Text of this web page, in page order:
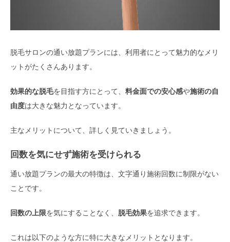
脱毛サロンの通い放題プランには、利用者にとって魅力的なメリ
ットがたくさんあります。
効果的な脱毛を目指す方にとって、 料金面での安心感や施術の自
由度は大きな魅力となっています。
主なメリットについて、詳しく見ていきましょう。
回数を気にせず施術を受けられる
通い放題プランの最大の特徴は、文字通り施術回数に制限がない
ことです。
回数の上限を気にすることなく、 脱毛効果を追求できます。
これは以下のような方に特に大きなメリットとなります。